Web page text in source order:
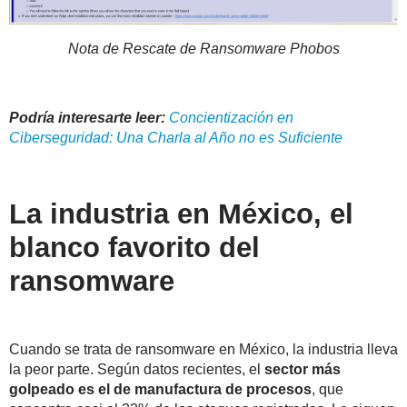
Nota de Rescate de Ransomware Phobos
Podría interesarte leer: Concientización en
Ciberseguridad: Una Charla al Año no es Suficiente
La industria en México, el
blanco favorito del
ransomware
Cuando se trata de ransomware en México, la industria lleva
la peor parte. Según datos recientes, el sector más
golpeado es el de manufactura de procesos, que